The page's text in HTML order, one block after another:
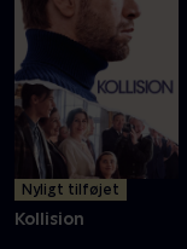
Nyligt tilføjet
Kollision